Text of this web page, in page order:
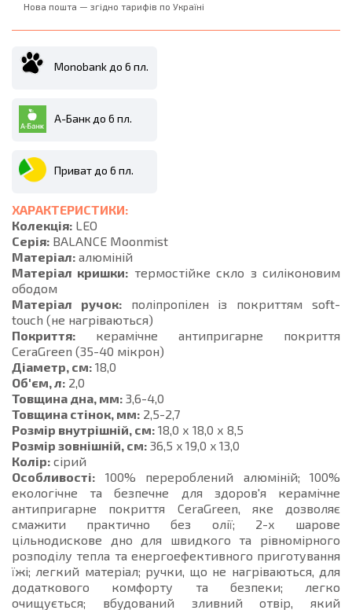
Нова пошта — згідно тарифів по Україні
Monobank до 6 пл.
А-Банк до 6 пл.
Приват до 6 пл.
ХАРАКТЕРИСТИКИ:
Колекція: LEO
Серія: BALANCE Moonmist
Матеріал: алюміній
Матеріал кришки: термостійке скло з силіконовим
ободом
Матеріал ручок:поліпропілен із покриттям soft-
touch (не нагріваються)
Покриття: керамічне антипригарне покриття
CeraGreen (35-40 мікрон)
Діаметр, см: 18,0
Об'єм, л: 2,0
Товщина дна, мм: 3,6-4,0
Товщина стінок, мм: 2,5-2,7
Розмір внутрішній, см: 18,0 х 18,0 х 8,5
Розмір зовнішній, см: 36,5 x 19,0 x 13,0
Колір: сірий
Особливості: 100% перероблений алюміній; 100%
екологічне та безпечне для здоров'я керамічне
антипригарне покриття CeraGreen, яке дозволяє
смажити практично без олії; 2-х шарове
цільнодискове дно для швидкого та рівномірного
розподілу тепла та енергоефективного приготування
їжі; легкий матеріал; ручки, що не нагріваються, для
додаткового комфорту та безпеки; легко
очищується; вбудований зливний отвір, який